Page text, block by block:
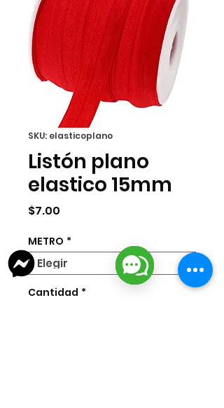
SKU: elasticoplano
Listón plano
elastico 15mm
$7.00
METRO *
Cantidad *